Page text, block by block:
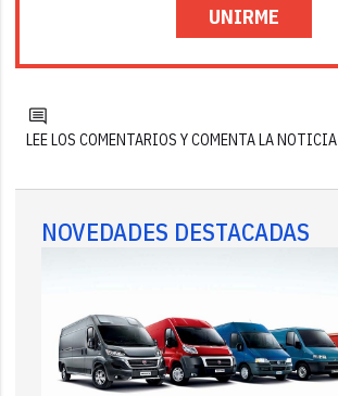
UNIRME
LEE LOS COMENTARIOS Y COMENTA LA NOTICIA
NOVEDADES DESTACADAS